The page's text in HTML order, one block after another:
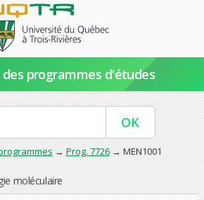
programmes d'études
→ Prog. 7726→ MEN1001
moléculaire